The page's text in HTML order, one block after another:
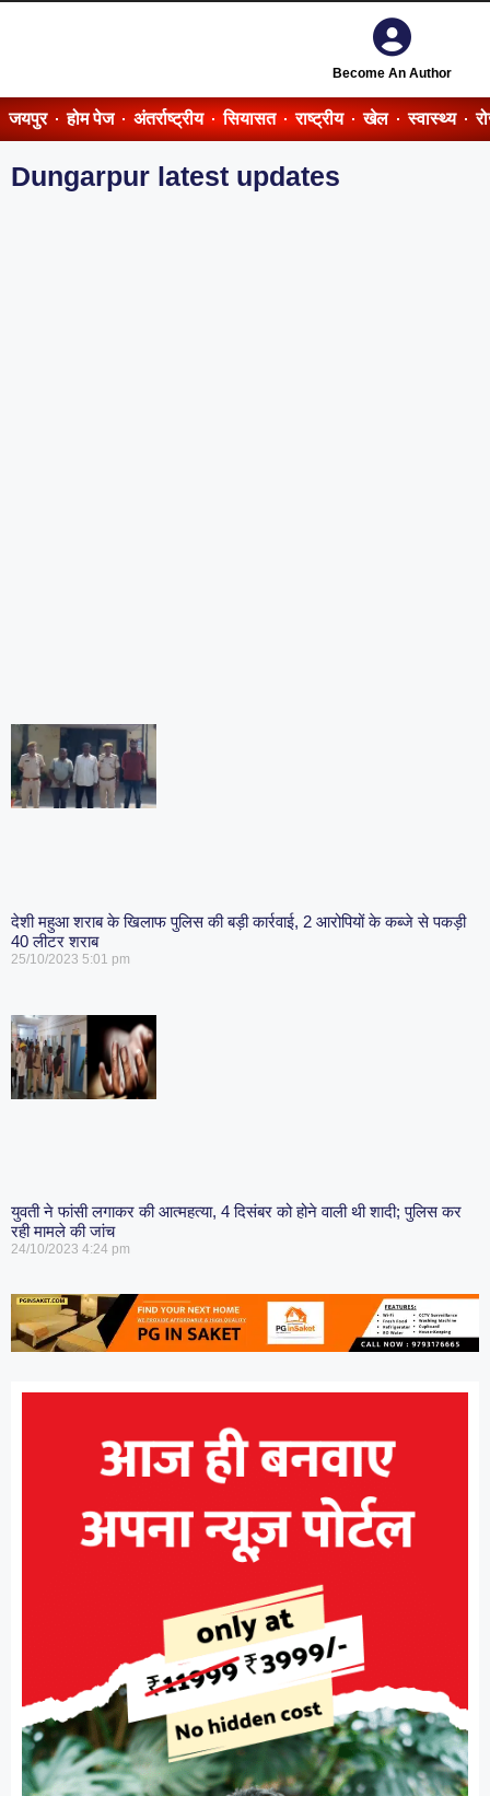
Become An Author
जयपुर होम पेज अंतर्राष्ट्रीय सियासत राष्ट्रीय खेल स्वास्थ्य
Dungarpur latest updates
देशी महुआ शराब के खिलाफ पुलिस की बड़ी कार्रवाई, 2 आरोपियों के कब्जे से पकड़ी
40 लीटर शराब
25/10/2023 5:01 pm
युवती ने फांसी लगाकर की आत्महत्या, 4 दिसंबर को होने वाली थी शादी; पुलिस कर
रही मामले की जांच
24/10/2023 4:24 pm